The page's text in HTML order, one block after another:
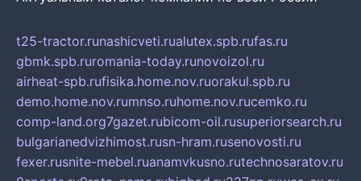
t25-tractor.runashicveti.rualutex.spb.rufas.ru
gbmk.spb.ruromania-today.runovoizol.ru
airheat-spb.rufisika.home.nov.ruorakul.spb.ru
demo.home.nov.rumnso.ruhome.nov.rucemko.ru
comp-land.org7gazet.rubicom-oil.rusuperiorsearch.ru
bulgarianedvizhimost.rusn-hram.rusenovosti.ru
fexer.rusnite-mebel.ruanamvkusno.rutechnosaratov.ru